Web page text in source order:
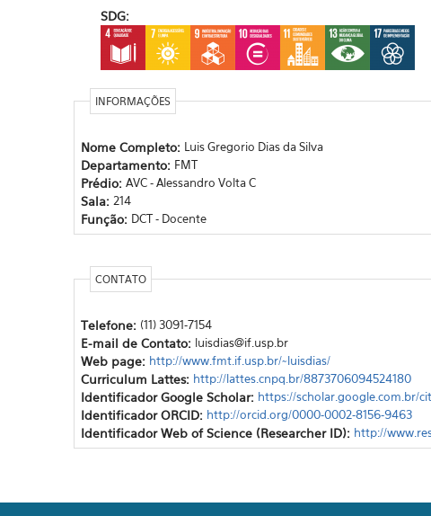
SDG:
INFORMAÇÕES
Nome Completo: Luis Gregorio Dias da Silva
Departamento: FMT
Prédio: AVC - Alessandro Volta C
Sala: 214
Função: DCT - Docente
CONTATO
Telefone: (11) 3091-7154
E-mail de Contato: luisdias@if.usp.br
Web page: http://www.fmt.if.usp.br/~luisdias/
Curriculum Lattes: http://lattes.cnpq.br/8873706094524180
Identificador Google Scholar: https://scholar.google.com.br/
Identificador ORCID: http://orcid.org/0000-0002-8156-9463
Identificador Web of Science (Researcher ID): http://